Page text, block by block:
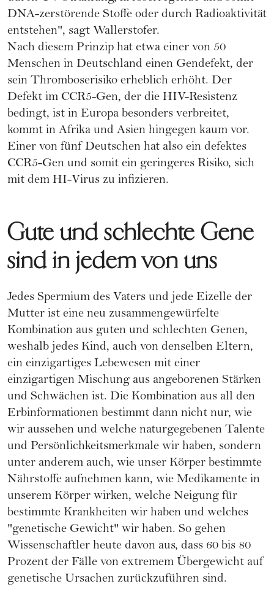
DNA-zerstörende Stoffe oder durch Radioaktivität
entstehen", sagt Wallerstofer.
Nach diesem Prinzip hat etwa einer von 50
Menschen in Deutschland einen Gendefekt, der
sein Thromboserisiko erheblich erhöht. Der
Defekt im CCR5-Gen, der die HIV-Resistenz
bedingt, ist in Europa besonders verbreitet,
kommt in Afrika und Asien hingegen kaum vor.
Einer von fünf Deutschen hat also ein defektes
CCR5-Gen und somit ein geringeres Risiko, sich
mit dem HI-Virus zu infizieren.
Gute und schlechte Gene
sind in jedem von uns
Jedes Spermium des Vaters und jede Eizelle der
Mutter ist eine neu zusammengewürfelte
Kombination aus guten und schlechten Genen,
weshalb jedes Kind, auch von denselben Eltern,
ein einzigartiges Lebewesen mit einer
einzigartigen Mischung aus angeborenen Stärken
und Schwächen ist. Die Kombination aus all den
Erbinformationen bestimmt dann nicht nur, wie
wir aussehen und welche naturgegebenen Talente
und Persönlichkeitsmerkmale wir haben, sondern
unter anderem auch, wie unser Körper bestimmte
Nährstoffe aufnehmen kann, wie Medikamente in
unserem Körper wirken, welche Neigung für
bestimmte Krankheiten wir haben und welches
"genetische Gewicht" wir haben. So gehen
Wissenschaftler heute davon aus, dass 60 bis 80
Prozent der Fälle von extremem Übergewicht auf
genetische Ursachen zurückzuführen sind.